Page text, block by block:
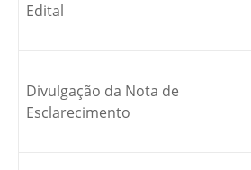
Edital
Divulgação da Nota de
Esclarecimento